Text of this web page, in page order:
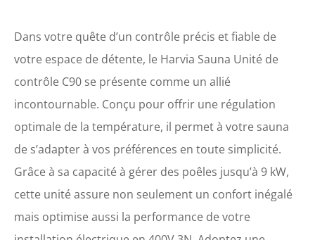
Dans votre quête d’un contrôle précis et fiable de
votre espace de détente, le Harvia Sauna Unité de
contrôle C90 se présente comme un allié
incontournable. Conçu pour offrir une régulation
optimale de la température, il permet à votre sauna
de s’adapter à vos préférences en toute simplicité.
Grâce à sa capacité à gérer des poêles jusqu’à 9 kW,
cette unité assure non seulement un confort inégalé
mais optimise aussi la performance de votre